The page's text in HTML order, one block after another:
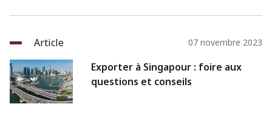
Article 07 novembre 2023
Exporter à Singapour : foire aux
questions et conseils